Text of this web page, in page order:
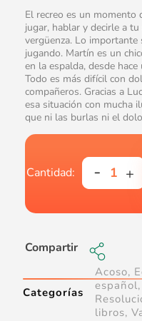
El recreo es un momento
jugar, hablar y decirle a
vergüenza. Lo
jugando. Martín es un
en la espalda, desde
Todo es más difícil con
compañeros. Gracias a
esa situación con mucha
que ni las burlas ni el
Compartir
Categorías
Acoso,
español,
libros,